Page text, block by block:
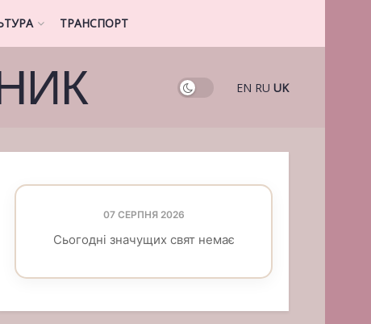
ТРАНСПОРТ
EN RU UK
07 СЕРПНЯ 2026
Сьогодні значущих свят немає